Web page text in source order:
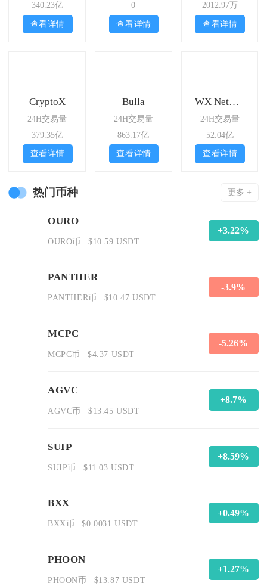
340.23亿
查看详情
0
查看详情
2012.97万
查看详情
CryptoX
24H交易量
379.35亿
查看详情
Bulla
24H交易量
863.17亿
查看详情
WX Network
24H交易量
52.04亿
查看详情
热门币种 更多 +
OURO
OURO币 $10.59 USDT
+3.22%
PANTHER
PANTHER币 $10.47 USDT
-3.9%
MCPC
MCPC币 $4.37 USDT
-5.26%
AGVC
AGVC币 $13.45 USDT
+8.7%
SUIP
SUIP币 $11.03 USDT
+8.59%
BXX
BXX币 $0.0031 USDT
+0.49%
PHOON
PHOON币 $13.87 USDT
+1.27%